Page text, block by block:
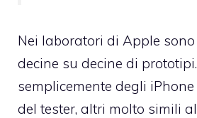
Nei laboratori di Apple
decine su decine di
semplicemente degli
del tester, altri molto simili